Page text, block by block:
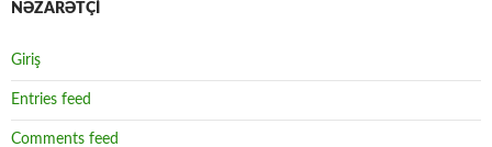
NƏZARƏTÇİ
Giriş
Entries feed
Comments feed